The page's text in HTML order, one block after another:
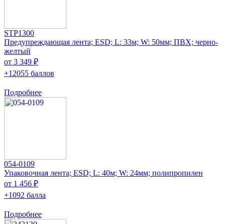
STP1300
Предупреждающая лента; ESD; L: 33м; W: 50мм; ПВХ; черно-
желтый
от 3 349 ₽
+12055 баллов
Подробнее
054-0109
Упаковочная лента; ESD; L: 40м; W: 24мм; полипропилен
от 1 456 ₽
+1092 балла
Подробнее